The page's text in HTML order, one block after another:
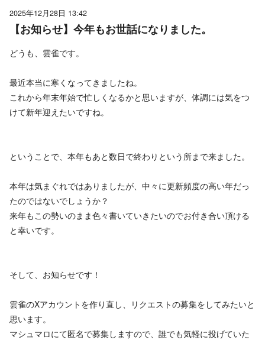
2025年12月28日 13:42
【お知らせ】今年もお世話になりました。
どうも、雲雀です。
最近本当に寒くなってきましたね。
これから年末年始で忙しくなるかと思いますが、体調には気をつ
けて新年迎えたいですね。
ということで、本年もあと数日で終わりという所まで来ました。
本年は気まぐれではありましたが、中々に更新頻度の高い年だっ
たのではないでしょうか？
来年もこの勢いのまま色々書いていきたいのでお付き合い頂ける
と幸いです。
そして、お知らせです！
雲雀のXアカウントを作り直し、リクエストの募集をしてみたいと
思います。
マシュマロにて匿名で募集しますので、誰でも気軽に投げていた